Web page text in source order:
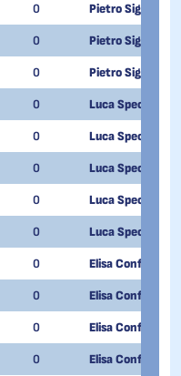
0 Pietro Sighel
0 Pietro Sighel
0 Pietro Sighel
0 Luca
0 Luca
0 Luca
0 Luca
0 Luca
0 Elisa Confortola
0 Elisa Confortola
0 Elisa Confortola
0 Elisa Confortola